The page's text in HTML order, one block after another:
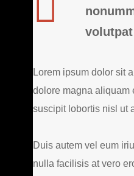
Lorem ipsum dolor sit
dolore magna aliquam
suscipit lobortis nisl ut
Duis autem vel eum
nulla facilisis at vero